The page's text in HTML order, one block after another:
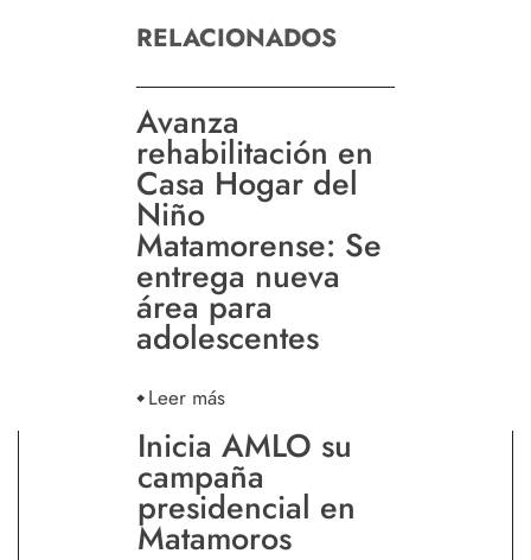
RELACIONADOS
Avanza
rehabilitación en
Casa Hogar del
Niño
Matamorense: Se
entrega nueva
área para
adolescentes
Leer más
Inicia AMLO su
campaña
presidencial en
Matamoros